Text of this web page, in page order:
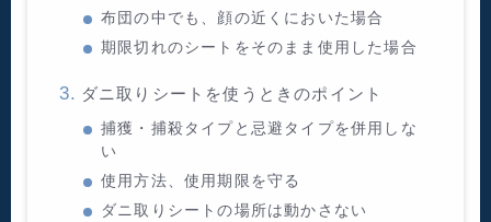
布団の中でも、顔の近くにおいた場合
期限切れのシートをそのまま使用した場合
ダニ取りシートを使うときのポイント
捕獲・捕殺タイプと忌避タイプを併用しな
い
使用方法、使用期限を守る
ダニ取りシートの場所は動かさない